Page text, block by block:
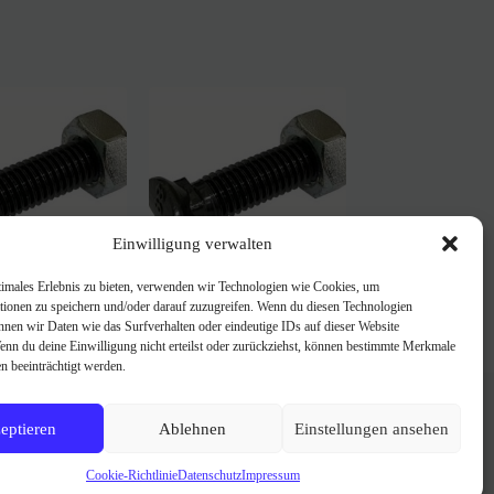
Einwilligung verwalten
Erlebnis zu bieten, verwenden wir Technologien wie Cookies, um
zu speichern und/oder darauf zuzugreifen. Wenn du diesen Technologien
wir Daten wie das Surfverhalten oder eindeutige IDs auf dieser Website
du deine Einwilligung nicht erteilst oder zurückziehst, können bestimmte Merkmale
beeinträchtigt werden.
Ablehnen Einstellungen ansehen
Cookie-RichtlinieDatenschutzImpressum
M10x70
Planetschraube f.
Kilingstadt M12x50 8.8
mM
Über uns
Impressum
Cookie-Richtlinie (EU)